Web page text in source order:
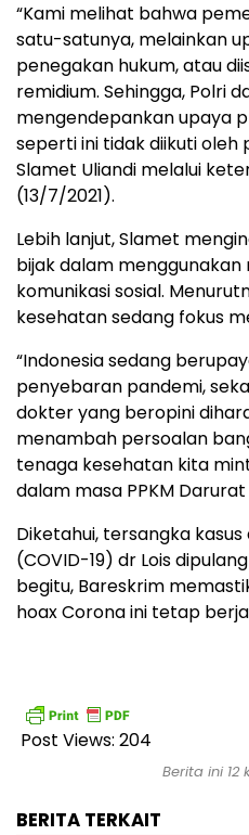
“Kami melihat bahwa
satu-satunya, melainkan
penegakan hukum, atau
remidium. Sehingga, Polri
mengendepankan upaya
seperti ini tidak diikuti oleh
Slamet Uliandi melalui
(13/7/2021).
Lebih lanjut, Slamet
bijak dalam menggunakan
komunikasi sosial.
kesehatan sedang fokus
“Indonesia sedang
penyebaran pandemi,
dokter yang beropini
menambah persoalan
tenaga kesehatan kita
dalam masa PPKM Darurat
Diketahui, tersangka
(COVID-19) dr Lois
begitu, Bareskrim
hoax Corona ini tetap
Post Views: 204
Berita ini
BERITA TERKAIT